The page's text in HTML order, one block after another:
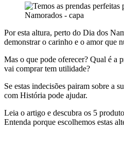
Por esta altura, perto do Dia dos
demonstrar o carinho e o amor que
Mas o que pode oferecer? Qual é a
vai comprar tem utilidade?
Se estas indecisões pairam sobre a
com História pode ajudar.
Leia o artigo e descubra os 5
Entenda porque escolhemos estas